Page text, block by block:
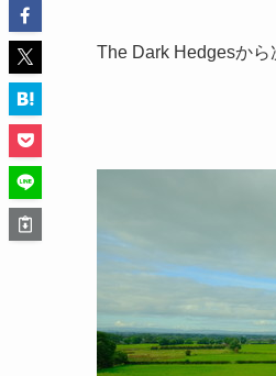
The Dark Hedgesから